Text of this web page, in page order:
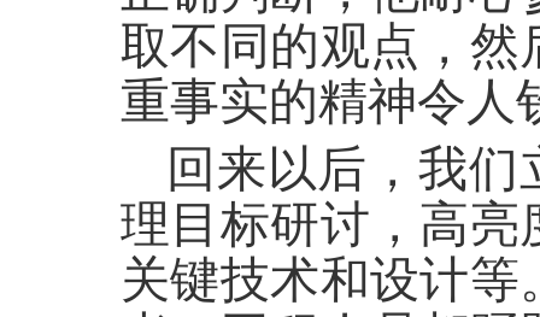
取不同的观点，然
重事实的精神令人
回来以后，我
理目标研讨，高亮
关键技术和设计